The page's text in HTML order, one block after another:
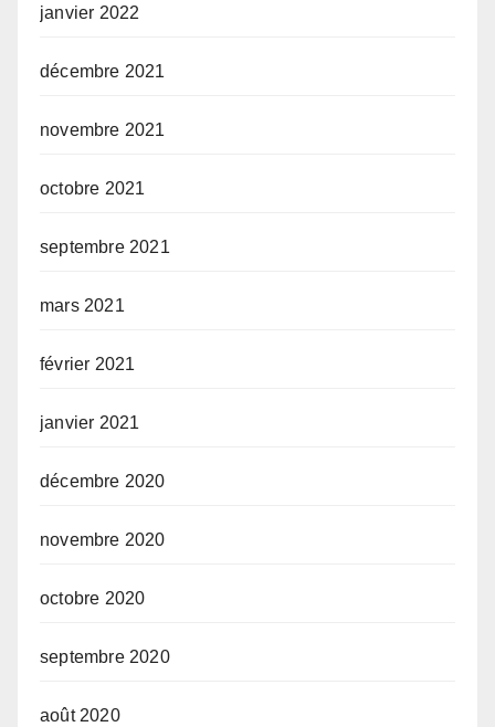
janvier 2022
décembre 2021
novembre 2021
octobre 2021
septembre 2021
mars 2021
février 2021
janvier 2021
décembre 2020
novembre 2020
octobre 2020
septembre 2020
août 2020